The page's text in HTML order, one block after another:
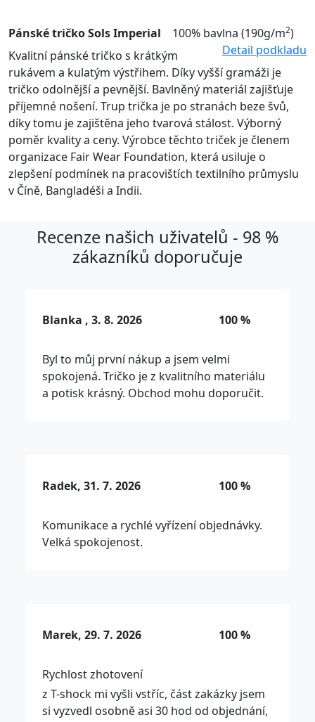
Pánské tričko Sols Imperial 100% bavlna (190g/m2)
Detail podkladu
Kvalitní pánské tričko s krátkým
rukávem a kulatým výstřihem. Díky vyšší gramáži je
tričko odolnější a pevnější. Bavlněný materiál zajišťuje
příjemné nošení. Trup trička je po stranách beze švů,
díky tomu je zajištěna jeho tvarová stálost. Výborný
poměr kvality a ceny. Výrobce těchto triček je členem
organizace Fair Wear Foundation, která usiluje o
zlepšení podmínek na pracovištích textilního průmyslu
v Číně, Bangladéši a Indii.
Recenze našich uživatelů - 98 %
zákazníků doporučuje
Blanka , 3. 8. 2026 100 %
Byl to můj první nákup a jsem velmi
spokojená. Tričko je z kvalitního materiálu
a potisk krásný. Obchod mohu doporučit.
Radek, 31. 7. 2026 100 %
Komunikace a rychlé vyřízení objednávky.
Velká spokojenost.
Marek, 29. 7. 2026 100 %
Rychlost zhotovení
z T-shock mi vyšli vstříc, část zakázky jsem
si vyzvedl osobně asi 30 hod od objednání,